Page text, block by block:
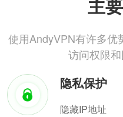
主
使用AndyVPN有许多优
访问权限
隐私保护
隐藏IP地址